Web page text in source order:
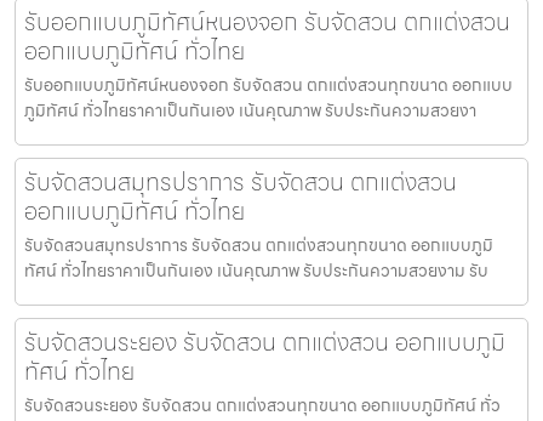
รับออกแบบภูมิทัศน์หนองจอก รับจัดสวน ตกแต่งสวน
ออกแบบภูมิทัศน์ ทั่วไทย
รับออกแบบภูมิทัศน์หนองจอก รับจัดสวน ตกแต่งสวนทุกขนาด ออกแบบ
ภูมิทัศน์ ทั่วไทยราคาเป็นกันเอง เน้นคุณภาพ รับประกันความสวยงา
รับจัดสวนสมุทรปราการ รับจัดสวน ตกแต่งสวน
ออกแบบภูมิทัศน์ ทั่วไทย
รับจัดสวนสมุทรปราการ รับจัดสวน ตกแต่งสวนทุกขนาด ออกแบบภูมิ
ทัศน์ ทั่วไทยราคาเป็นกันเอง เน้นคุณภาพ รับประกันความสวยงาม รับ
รับจัดสวนระยอง รับจัดสวน ตกแต่งสวน ออกแบบภูมิ
ทัศน์ ทั่วไทย
รับจัดสวนระยอง รับจัดสวน ตกแต่งสวนทุกขนาด ออกแบบภูมิทัศน์ ทั่ว